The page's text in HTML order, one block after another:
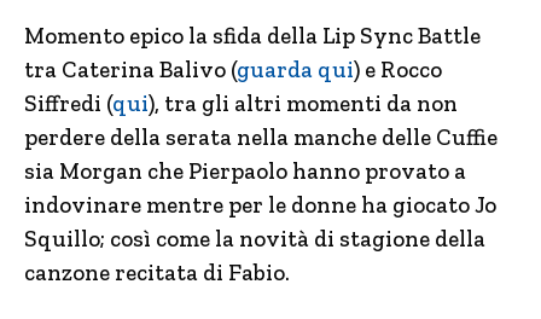
Momento epico la sfida della Lip Sync Battle
tra Caterina Balivo (guarda qui) e Rocco
Siffredi (qui), tra gli altri momenti da non
perdere della serata nella manche delle Cuffie
sia Morgan che Pierpaolo hanno provato a
indovinare mentre per le donne ha giocato Jo
Squillo; così come la novità di stagione della
canzone recitata di Fabio.